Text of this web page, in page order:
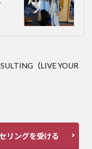
（LIVE YOUR
リングを受ける